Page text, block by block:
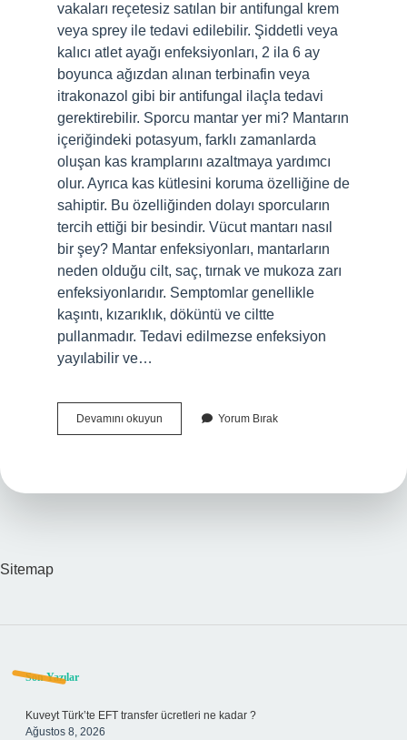
vakaları reçetesiz satılan bir antifungal krem ​​
veya sprey ile tedavi edilebilir. Şiddetli veya
kalıcı atlet ayağı enfeksiyonları, 2 ila 6 ay
boyunca ağızdan alınan terbinafin veya
itrakonazol gibi bir antifungal ilaçla tedavi
gerektirebilir. Sporcu mantar yer mi? Mantarın
içeriğindeki potasyum, farklı zamanlarda
oluşan kas kramplarını azaltmaya yardımcı
olur. Ayrıca kas kütlesini koruma özelliğine de
sahiptir. Bu özelliğinden dolayı sporcuların
tercih ettiği bir besindir. Vücut mantarı nasıl
bir şey? Mantar enfeksiyonları, mantarların
neden olduğu cilt, saç, tırnak ve mukoza zarı
enfeksiyonlarıdır. Semptomlar genellikle
kaşıntı, kızarıklık, döküntü ve ciltte
pullanmadır. Tedavi edilmezse enfeksiyon
yayılabilir ve…
Devamını okuyun
Mantarı
Yorum Bırak
Sitemap
Sidebar
Son Yazılar
Kuveyt Türk’te EFT transfer ücretleri ne kadar ?
Ağustos 8, 2026